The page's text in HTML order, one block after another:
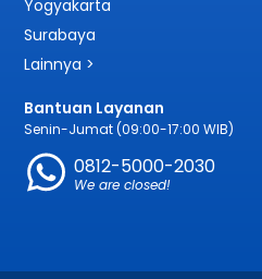
Yogyakarta
Surabaya
Lainnya >
Bantuan Layanan
Senin-Jumat (09:00-17:00 WIB)
0812-5000-2030
We are closed!